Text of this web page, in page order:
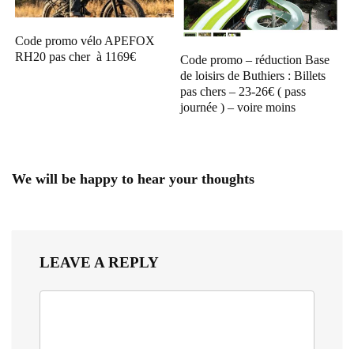
Code promo vélo APEFOX
RH20 pas cher à 1169€
Code promo – réduction Base
de loisirs de Buthiers : Billets
pas chers – 23-26€ ( pass
journée ) – voire moins
We will be happy to hear your thoughts
LEAVE A REPLY